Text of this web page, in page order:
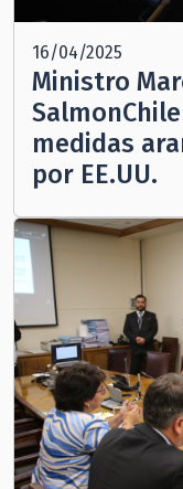
16/04/2025
Ministro
medidas
por EE.UU.